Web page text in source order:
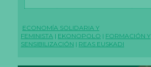
ECONOMÍA SOLIDARIA Y
FEMINISTA | EKONOPOLO | FORMACIÓN Y
SENSIBILIZACIÓN | REAS EUSKADI